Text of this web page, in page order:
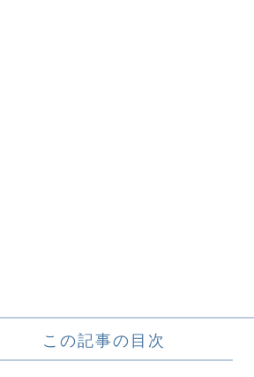
この記事の目次